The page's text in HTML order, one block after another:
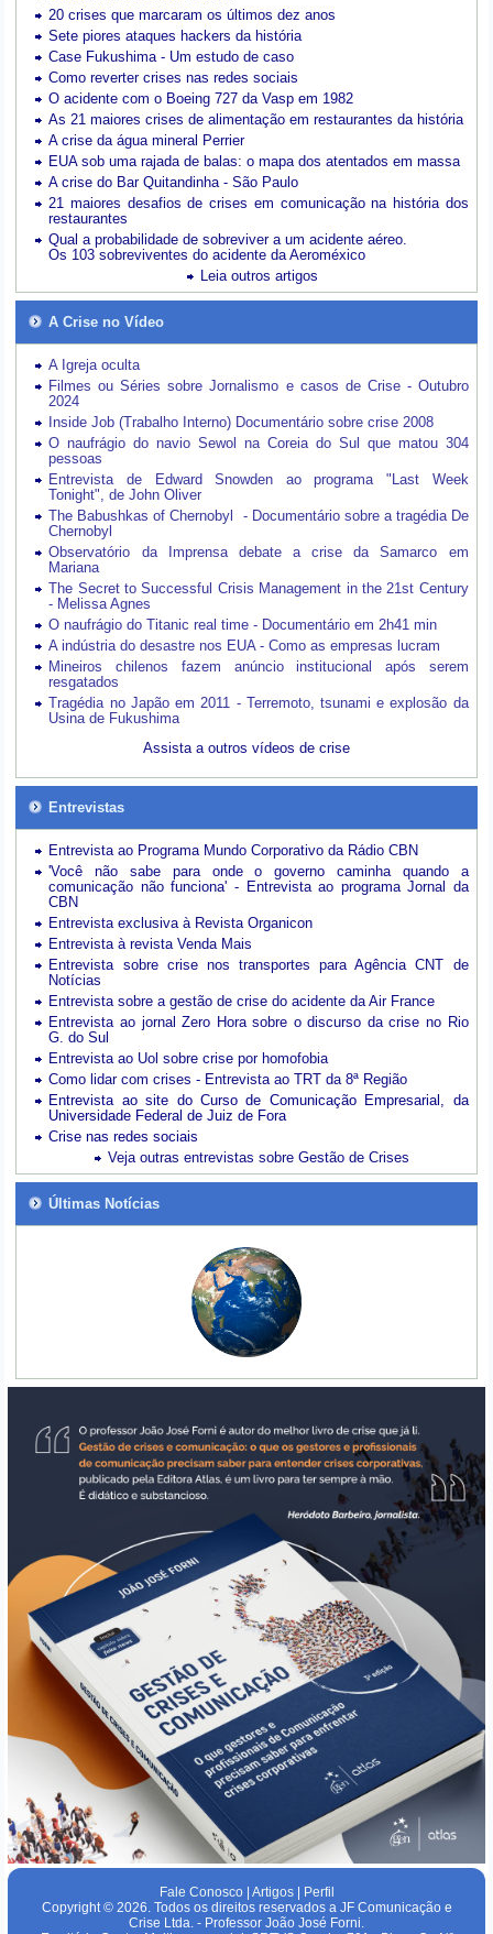
20 crises que marcaram os últimos dez anos
Sete piores ataques hackers da história
Case Fukushima - Um estudo de caso
Como reverter crises nas redes sociais
O acidente com o Boeing 727 da Vasp em 1982
As 21 maiores crises de alimentação em restaurantes da história
A crise da água mineral Perrier
EUA sob uma rajada de balas: o mapa dos atentados em massa
A crise do Bar Quitandinha - São Paulo
21 maiores desafios de crises em comunicação na história dos
restaurantes
Qual a probabilidade de sobreviver a um acidente aéreo.
Os 103 sobreviventes do acidente da Aeroméxico
Leia outros artigos
A Crise no Vídeo
A Igreja oculta
Filmes ou Séries sobre Jornalismo e casos de Crise - Outubro
2024
Inside Job (Trabalho Interno) Documentário sobre crise 2008
O naufrágio do navio Sewol na Coreia do Sul que matou 304
pessoas
Entrevista de Edward Snowden ao programa "Last Week
Tonight", de John Oliver
The Babushkas of Chernobyl - Documentário sobre a tragédia De
Chernobyl
Observatório da Imprensa debate a crise da Samarco em
Mariana
The Secret to Successful Crisis Management in the 21st Century
- Melissa Agnes
O naufrágio do Titanic real time - Documentário em 2h41 min
A indústria do desastre nos EUA - Como as empresas lucram
Mineiros chilenos fazem anúncio institucional após serem
resgatados
Tragédia no Japão em 2011 - Terremoto, tsunami e explosão da
Usina de Fukushima
Assista a outros vídeos de crise
Entrevistas
Entrevista ao Programa Mundo Corporativo da Rádio CBN
'Você não sabe para onde o governo caminha quando a
comunicação não funciona' - Entrevista ao programa Jornal da
CBN
Entrevista exclusiva à Revista Organicon
Entrevista à revista Venda Mais
Entrevista sobre crise nos transportes para Agência CNT de
Notícias
Entrevista sobre a gestão de crise do acidente da Air France
Entrevista ao jornal Zero Hora sobre o discurso da crise no Rio
G. do Sul
Entrevista ao Uol sobre crise por homofobia
Como lidar com crises - Entrevista ao TRT da 8ª Região
Entrevista ao site do Curso de Comunicação Empresarial, da
Universidade Federal de Juiz de Fora
Crise nas redes sociais
Veja outras entrevistas sobre Gestão de Crises
Últimas Notícias
Fale Conosco| Artigos|
Perfil
Copyright © 2026. Todos os direitos reservados a JF Comunicação e
Crise Ltda. - Professor João José Forni.